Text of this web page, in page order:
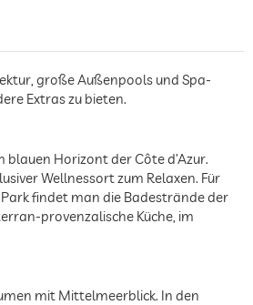
große Außenpools und Spa-
Extras zu bieten.
Horizont der Côte d’Azur.
Wellnessort zum Relaxen. Für
findet man die Badestrände der
provenzalische Küche, im
mit Mittelmeerblick. In den